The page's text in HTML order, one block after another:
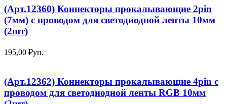
(Арт.12360) Коннекторы прокалывающие 2pin
(7мм) с проводом для светодиодной ленты 10мм
(2шт)
195,00 ₽уп.
(Арт.12362) Коннекторы прокалывающие 4pin с
проводом для светодиодной ленты RGB 10мм